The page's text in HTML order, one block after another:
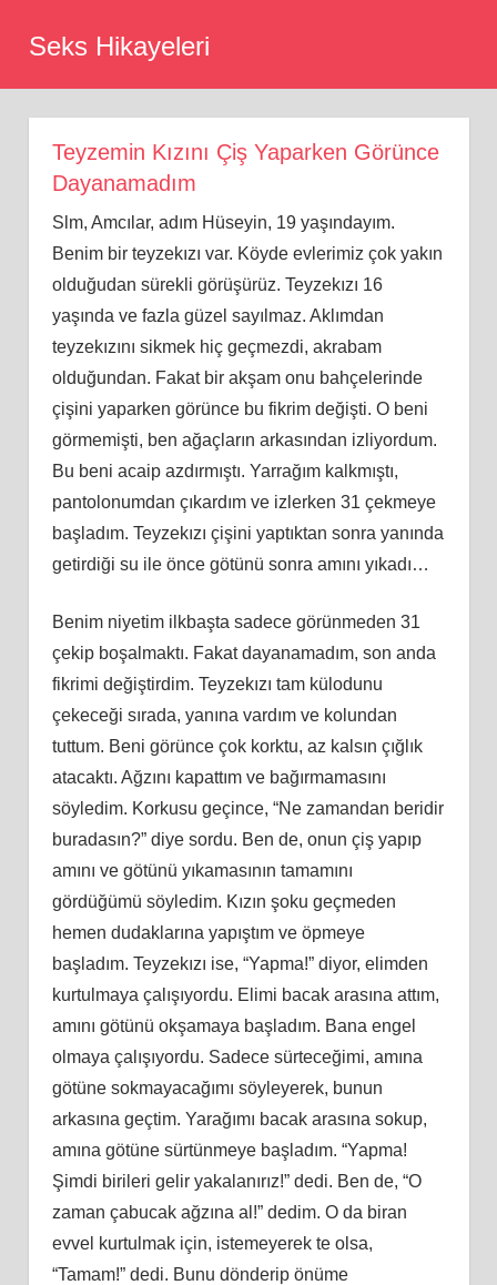
Seks Hikayeleri
Teyzemin Kızını Çiş Yaparken Görünce
Dayanamadım
Slm, Amcılar, adım Hüseyin, 19 yaşındayım.
Benim bir teyzekızı var. Köyde evlerimiz çok yakın
olduğudan sürekli görüşürüz. Teyzekızı 16
yaşında ve fazla güzel sayılmaz. Aklımdan
teyzekızını sikmek hiç geçmezdi, akrabam
olduğundan. Fakat bir akşam onu bahçelerinde
çişini yaparken görünce bu fikrim değişti. O beni
görmemişti, ben ağaçların arkasından izliyordum.
Bu beni acaip azdırmıştı. Yarrağım kalkmıştı,
pantolonumdan çıkardım ve izlerken 31 çekmeye
başladım. Teyzekızı çişini yaptıktan sonra yanında
getirdiği su ile önce götünü sonra amını yıkadı…
Benim niyetim ilkbaşta sadece görünmeden 31
çekip boşalmaktı. Fakat dayanamadım, son anda
fikrimi değiştirdim. Teyzekızı tam külodunu
çekeceği sırada, yanına vardım ve kolundan
tuttum. Beni görünce çok korktu, az kalsın çığlık
atacaktı. Ağzını kapattım ve bağırmamasını
söyledim. Korkusu geçince, “Ne zamandan beridir
buradasın?” diye sordu. Ben de, onun çiş yapıp
amını ve götünü yıkamasının tamamını
gördüğümü söyledim. Kızın şoku geçmeden
hemen dudaklarına yapıştım ve öpmeye
başladım. Teyzekızı ise, “Yapma!” diyor, elimden
kurtulmaya çalışıyordu. Elimi bacak arasına attım,
amını götünü okşamaya başladım. Bana engel
olmaya çalışıyordu. Sadece sürteceğimi, amına
götüne sokmayacağımı söyleyerek, bunun
arkasına geçtim. Yarağımı bacak arasına sokup,
amına götüne sürtünmeye başladım. “Yapma!
Şimdi birileri gelir yakalanırız!” dedi. Ben de, “O
zaman çabucak ağzına al!” dedim. O da biran
evvel kurtulmak için, istemeyerek te olsa,
“Tamam!” dedi. Bunu dönderip önüme